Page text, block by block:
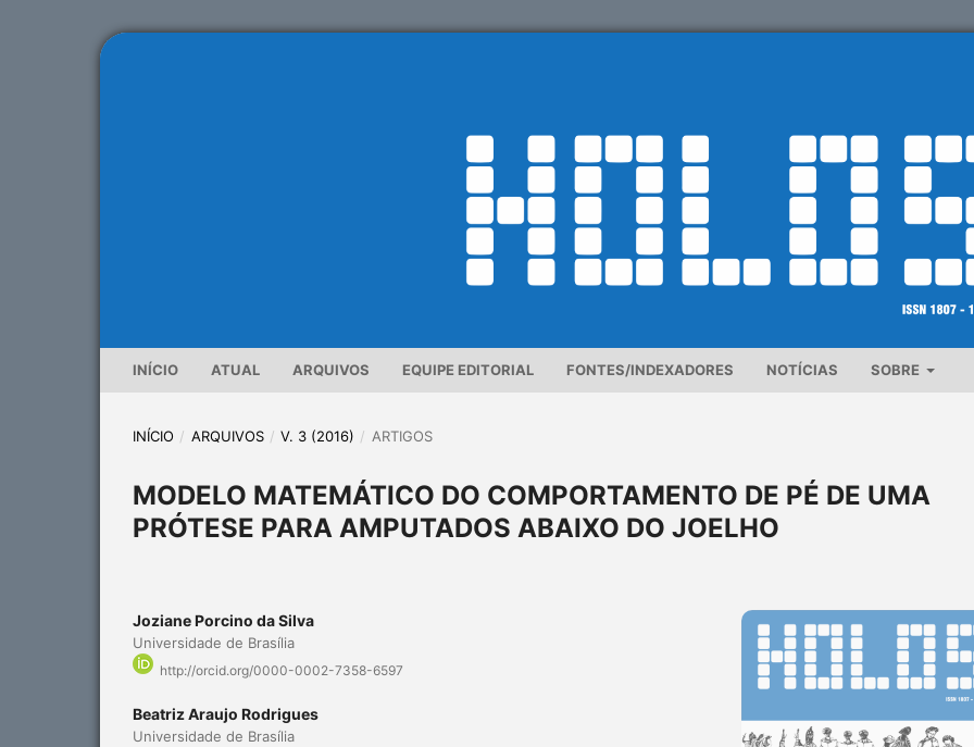
INÍCIO ATUAL ARQUIVOS EQUIPE EDITORIAL FONTES/INDEXADORES NOTÍCIAS SOBRE
INÍCIO / ARQUIVOS / V. 3 (2016) / ARTIGOS
MODELO MATEMÁTICO DO COMPORTAMENTO DE PÉ DE UMA
PRÓTESE PARA AMPUTADOS ABAIXO DO JOELHO
Joziane Porcino da Silva
Universidade de Brasília
http://orcid.org/0000-0002-7358-6597
Beatriz Araujo Rodrigues
Universidade de Brasília